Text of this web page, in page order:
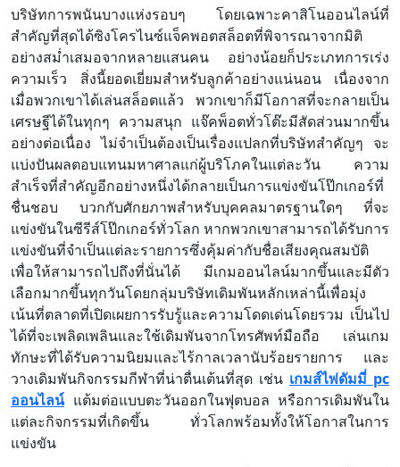
บริษัทการพนันบางแห่งรอบๆ โดยเฉพาะคาสิโนออนไลน์ที่
สำคัญที่สุดได้ซิงโครไนซ์แจ็คพอตสล็อตที่พิจารณาจากมิติ
อย่างสม่ำเสมอจากหลายแสนคน อย่างน้อยก็ประเภทการเร่ง
ความเร็ว สิ่งนี้ยอดเยี่ยมสำหรับลูกค้าอย่างแน่นอน เนื่องจาก
เมื่อพวกเขาได้เล่นสล็อตแล้ว พวกเขาก็มีโอกาสที่จะกลายเป็น
เศรษฐีได้ในทุกๆ ความสนุก แจ๊คพ็อตทั่วโต๊ะมีสัดส่วนมากขึ้น
อย่างต่อเนื่อง ไม่จำเป็นต้องเป็นเรื่องแปลกที่บริษัทสำคัญๆ จะ
แบ่งปันผลตอบแทนมหาศาลแก่ผู้บริโภคในแต่ละวัน ความ
สำเร็จที่สำคัญอีกอย่างหนึ่งได้กลายเป็นการแข่งขันโป๊กเกอร์ที่
ชื่นชอบ บวกกับศักยภาพสำหรับบุคคลมาตรฐานใดๆ ที่จะ
แข่งขันในซีรีส์โป๊กเกอร์ทั่วโลก หากพวกเขาสามารถได้รับการ
แข่งขันที่จำเป็นแต่ละรายการซึ่งคุ้มค่ากับชื่อเสียงคุณสมบัติ
เพื่อให้สามารถไปถึงที่นั่นได้ มีเกมออนไลน์มากขึ้นและมีตัว
เลือกมากขึ้นทุกวันโดยกลุ่มบริษัทเดิมพันหลักเหล่านี้เพื่อมุ่ง
เน้นที่ตลาดที่เปิดเผยการรับรู้และความโดดเด่นโดยรวม เป็นไป
ได้ที่จะเพลิดเพลินและใช้เดิมพันจากโทรศัพท์มือถือ เล่นเกม
ทักษะที่ได้รับความนิยมและไร้กาลเวลานับร้อยรายการ และ
วางเดิมพันกิจกรรมกีฬาที่น่าตื่นเต้นที่สุด เช่น เกมส์ไพ่ดัมมี่ pc
ออนไลน์แต้มต่อแบบตะวันออกในฟุตบอล หรือการเดิมพันใน
แต่ละกิจกรรมที่เกิดขึ้น ทั่วโลกพร้อมทั้งให้โอกาสในการ
แข่งขัน